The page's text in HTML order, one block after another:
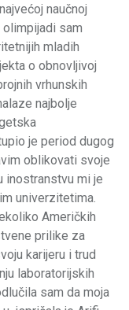
naučnoj
olimpijadi sam
mladih
o obnovljivoj
vrhunskih
najbolje
je period dugog
oblikovati svoje
inostranstvu mi je
univerzitetima.
Američkih
prilike za
karijeru i trud
laboratorijskih
sam da moja